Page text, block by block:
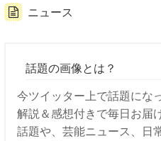
ニュース
話題の画像とは？
今ツイッター上で話題にな
解説＆感想付きで毎日お届
話題や、芸能ニュース、日